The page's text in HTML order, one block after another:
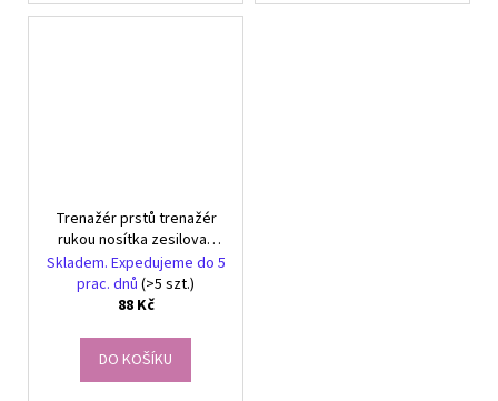
Trenažér prstů trenažér
rukou nosítka zesilovač
pro terapii rukou
Skladem. Expedujeme do 5
prac. dnů (>5 szt.)
88 Kč
DO KOŠÍKU